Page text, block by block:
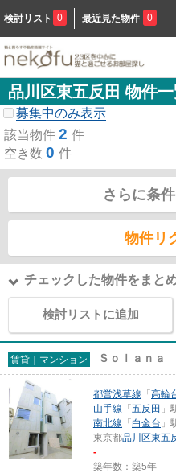
検討リスト 0 最近見た物件 0
品川区東五反田 物件
募集中のみ表示
該当物件 2 件
空き数 0 件
さらに条
物件リ
チェックした物件をまと
検討リストに追加
賃貸｜マンション Ｓｏｌａｎａ
都営浅草線 「 高輪
山手線 「 五反田 」
南北線 「 白金台 」
東京都品川区東五
-
築年数：築5年